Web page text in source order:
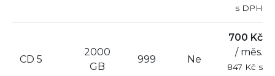
s DPH
CD 5
2000
GB
999 Ne
700 Kč
/ měs.
847 Kč s